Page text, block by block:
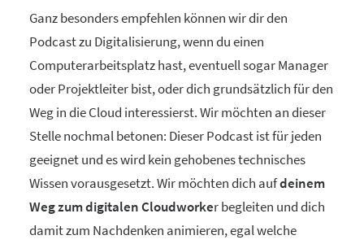
Ganz besonders empfehlen können wir dir den
Podcast zu Digitalisierung, wenn du einen
Computerarbeitsplatz hast, eventuell sogar Manager
oder Projektleiter bist, oder dich grundsätzlich für den
Weg in die Cloud interessierst. Wir möchten an dieser
Stelle nochmal betonen: Dieser Podcast ist für jeden
geeignet und es wird kein gehobenes technisches
Wissen vorausgesetzt. Wir möchten dich aufdeinem
Weg zum digitalen Cloudworker begleiten und dich
damit zum Nachdenken animieren, egal welche